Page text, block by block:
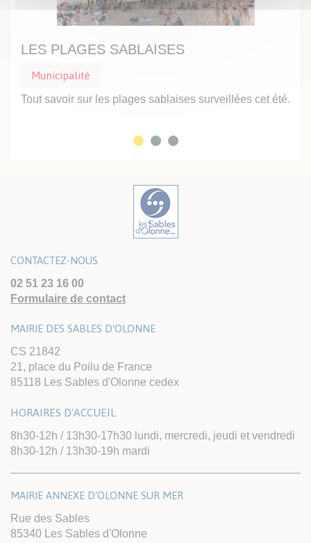
LES PLAGES SABLAISES
Municipalité
Tout savoir sur les plages sablaises surveillées cet été.
CONTACTEZ-NOUS
02 51 23 16 00
Formulaire de contact
MAIRIE DES SABLES D'OLONNE
CS 21842
21, place du Poilu de France
85118 Les Sables d'Olonne cedex
HORAIRES D'ACCUEIL
8h30-12h / 13h30-17h30 lundi, mercredi, jeudi et vendredi
8h30-12h / 13h30-19h mardi
MAIRIE ANNEXE D'OLONNE SUR MER
Rue des Sables
85340 Les Sables d'Olonne